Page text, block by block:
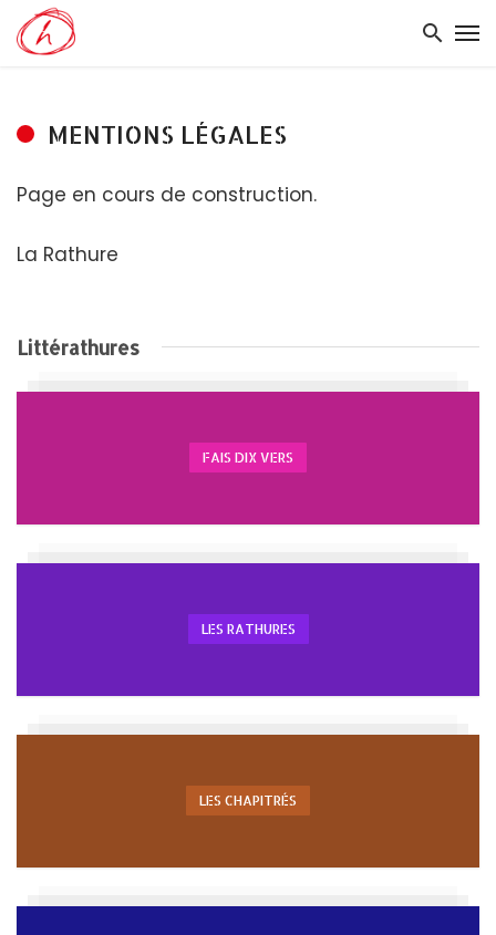
MENTIONS LÉGALES
Page en cours de construction.
La Rathure
Littérathures
FAIS DIX VERS
LES RATHURES
LES CHAPITRÉS